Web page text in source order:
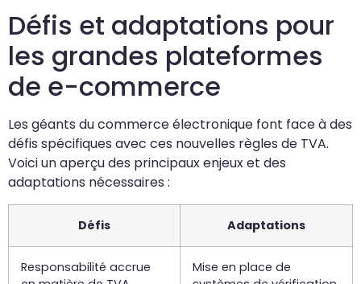
Défis et adaptations pour
les grandes plateformes
de e-commerce
Les géants du commerce électronique font face à des
défis spécifiques avec ces nouvelles règles de TVA.
Voici un aperçu des principaux enjeux et des
adaptations nécessaires :
Défis Adaptations
Responsabilité accrue
Mise en place de